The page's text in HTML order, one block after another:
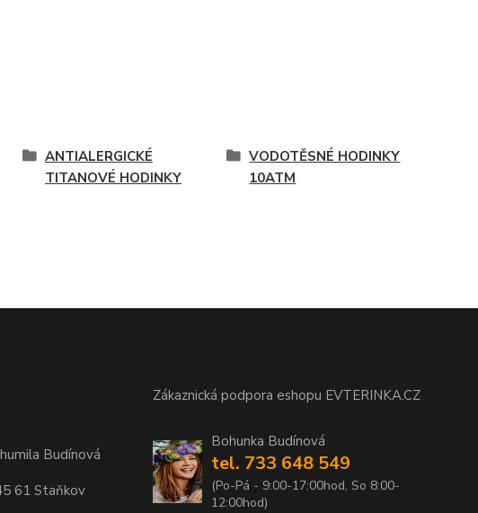
ANTIALERGICKÉ
TITANOVÉ HODINKY
VODOTĚSNÉ HODINKY
10ATM
Budínová
61 Staňkov
Zákaznická podpora eshopu EVTERINKA.CZ
Bohunka Budínová
tel. 733 648 549
(Po-Pá - 9:00-17:00hod, So 8:00-
12:00hod)